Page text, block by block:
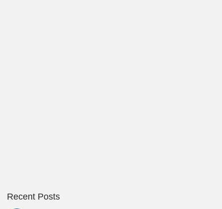
Recent Posts